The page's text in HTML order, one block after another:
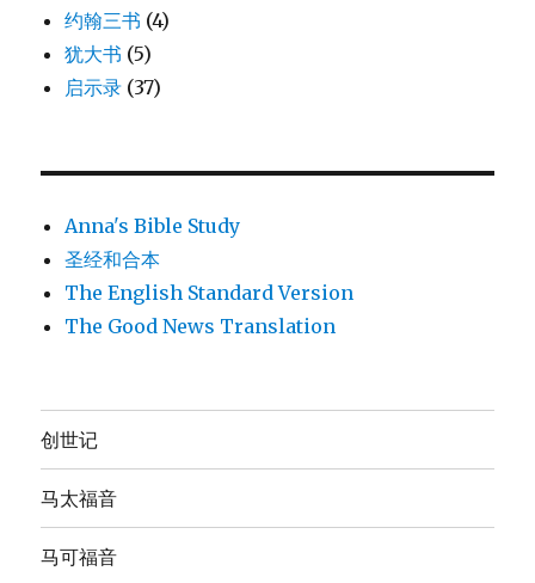
约翰三书 (4)
犹大书 (5)
启示录 (37)
Anna's Bible Study
圣经和合本
The English Standard Version
The Good News Translation
创世记
马太福音
马可福音